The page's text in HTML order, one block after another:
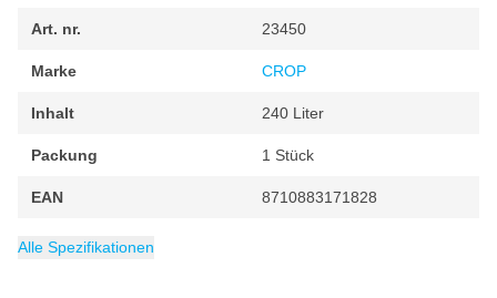
Art. nr. 23450
Marke CROP
Inhalt 240 Liter
Packung 1 Stück
EAN 8710883171828
Kategorie
Alle Spezifikationen